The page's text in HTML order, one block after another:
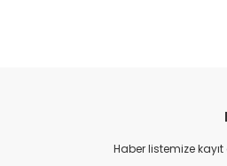
Ürün resmi kalitesiz, bozuk veya
Ürün açıklamasında eksik bilgiler
Haber listemize